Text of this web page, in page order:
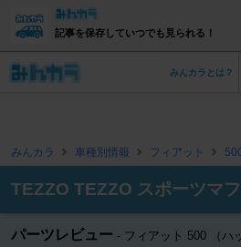
記事を保存していつでも見られる！
みんカラとは？
みんカラ 車種別情報 フィアット
TEZZO TEZZO スポーツマ
パーツレビュー フィアット 500 （ハ